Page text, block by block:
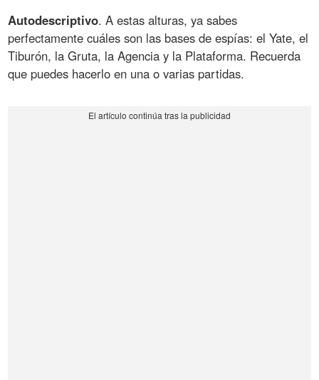
Autodescriptivo. A estas alturas, ya sabes
perfectamente cuáles son las bases de espías: el Yate, el
Tiburón, la Gruta, la Agencia y la Plataforma. Recuerda
que puedes hacerlo en una o varias partidas.